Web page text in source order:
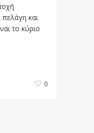
πελάγη και
το κύριο
0